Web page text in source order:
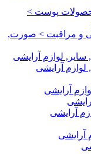
پوست >
و مراقبت > صورت,
لوازم آرایشی
آرایشی
آرایشی
آرایشی
آرایشی